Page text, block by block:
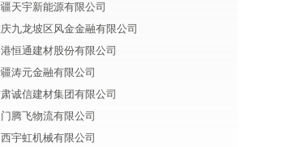
天宇新能源有限公司
九龙坡区风金金融有限公司
恒通建材股份有限公司
涛元金融有限公司
诚信建材集团有限公司
腾飞物流有限公司
宇虹机械有限公司